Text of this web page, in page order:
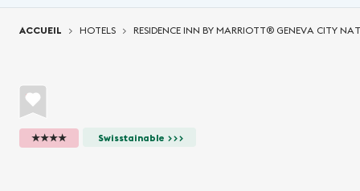
ACCUEIL HOTELS RESIDENCE INN BY MARRIOTT® GENEVA CITY
★★★★ Swisstainable >>>